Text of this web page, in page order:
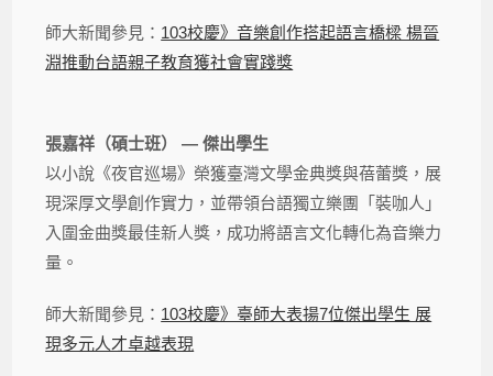
師大新聞參見： 103校慶》音樂創作搭起語言橋樑 楊晉
淵推動台語親子教育獲社會實踐獎
張嘉祥（碩士班） — 傑出學生
以小說《夜官巡場》榮獲臺灣文學金典獎與蓓蕾獎，展
現深厚文學創作實力，並帶領台語獨立樂團「裝咖人」
入圍金曲獎最佳新人獎，成功將語言文化轉化為音樂力
量。
師大新聞參見： 103校慶》臺師大表揚7位傑出學生 展
現多元人才卓越表現